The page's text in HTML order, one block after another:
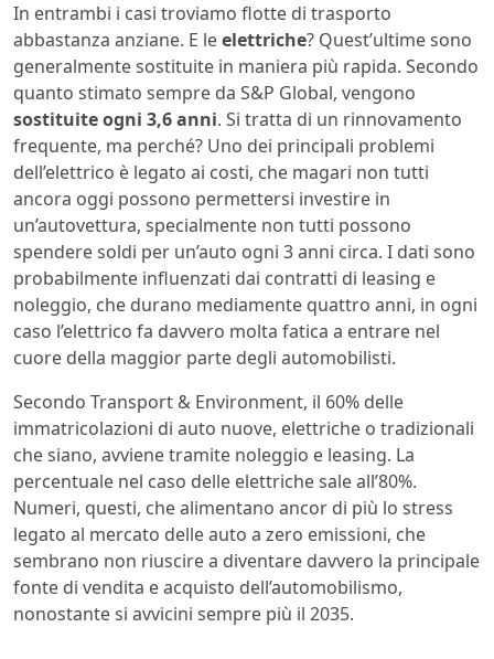
In entrambi i casi troviamo flotte di trasporto
abbastanza anziane. E leelettriche? Quest’ultime sono
generalmente sostituite in maniera più rapida. Secondo
quanto stimato sempre da S&P Global, vengono
sostituite ogni 3,6 anni. Si tratta di un rinnovamento
frequente, ma perché? Uno dei principali problemi
dell’elettrico è legato ai costi, che magari non tutti
ancora oggi possono permettersi investire in
un’autovettura, specialmente non tutti possono
spendere soldi per un’auto ogni 3 anni circa. I dati sono
probabilmente influenzati dai contratti di leasing e
noleggio, che durano mediamente quattro anni, in ogni
caso l’elettrico fa davvero molta fatica a entrare nel
cuore della maggior parte degli automobilisti.
Secondo Transport & Environment, il 60% delle
immatricolazioni di auto nuove, elettriche o tradizionali
che siano, avviene tramite noleggio e leasing. La
percentuale nel caso delle elettriche sale all’80%.
Numeri, questi, che alimentano ancor di più lo stress
legato al mercato delle auto a zero emissioni, che
sembrano non riuscire a diventare davvero la principale
fonte di vendita e acquisto dell’automobilismo,
nonostante si avvicini sempre più il 2035.